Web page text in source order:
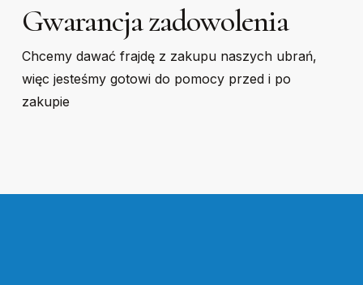
Gwarancja zadowolenia
Chcemy dawać frajdę z zakupu naszych ubrań,
więc jesteśmy gotowi do pomocy przed i po
zakupie